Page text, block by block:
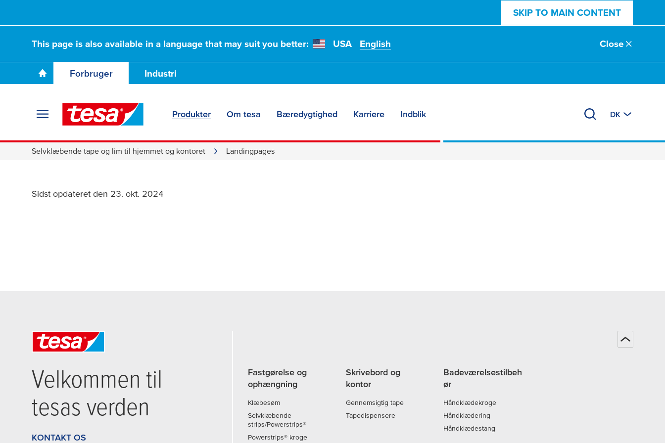
SKIP TO MAIN CONTENT
This page is also available in a language that may suit you better: USA English Close
Forbruger Industri
Produkter Om tesa Bæredygtighed Karriere Indblik DK
Selvklæbende tape og lim til hjemmet og kontoret Landingpages
Sidst opdateret den 23. okt. 2024
Velkommen til
tesas verden
KONTAKT OS
Fastgørelse og
ophængning
Klæbesøm
Selvklæbende
strips/Powerstrips®
Powerstrips® kroge
Skrivebord og
kontor
Gennemsigtig tape
Tapedispensere
Badeværelsestilbeh
ør
Håndklædekroge
Håndklædering
Håndklædestang